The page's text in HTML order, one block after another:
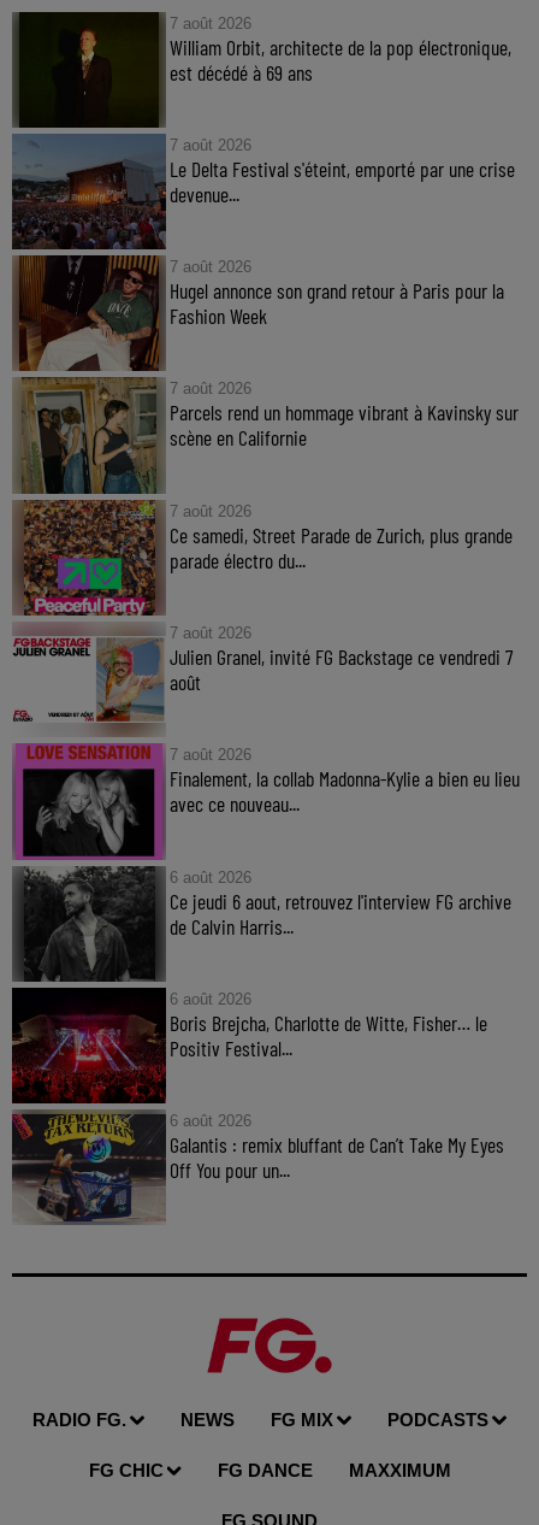
7 août 2026
William Orbit, architecte de la pop électronique,
est décédé à 69 ans
7 août 2026
Le Delta Festival s'éteint, emporté par une crise
devenue...
7 août 2026
Hugel annonce son grand retour à Paris pour la
Fashion Week
7 août 2026
Parcels rend un hommage vibrant à Kavinsky sur
scène en Californie
7 août 2026
Ce samedi, Street Parade de Zurich, plus grande
parade électro du...
7 août 2026
Julien Granel, invité FG Backstage ce vendredi 7
août
7 août 2026
Finalement, la collab Madonna-Kylie a bien eu lieu
avec ce nouveau...
6 août 2026
Ce jeudi 6 aout, retrouvez l'interview FG archive
de Calvin Harris...
6 août 2026
Boris Brejcha, Charlotte de Witte, Fisher… le
Positiv Festival...
6 août 2026
Galantis : remix bluffant de Can’t Take My Eyes
Off You pour un...
RADIO FG. NEWS FG MIX PODCASTS
FG CHIC FG DANCE MAXXIMUM